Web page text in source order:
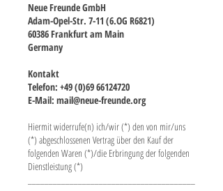
Neue Freunde GmbH
Adam-Opel-Str. 7-11 (6.OG R6821)
60386 Frankfurt am Main
Germany
Kontakt
Telefon: +49 (0)69 66124720
E-Mail: mail@neue-freunde.org
Hiermit widerrufe(n) ich/wir (*) den von mir/uns
(*) abgeschlossenen Vertrag über den Kauf der
folgenden Waren (*)/die Erbringung der folgenden
Dienstleistung (*)